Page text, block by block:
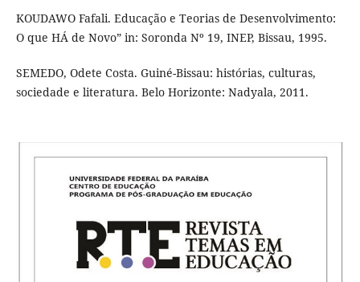
KOUDAWO Fafali. Educação e Teorias de Desenvolvimento:
O que HÁ de Novo” in: Soronda Nº 19, INEP, Bissau, 1995.
SEMEDO, Odete Costa. Guiné-Bissau: histórias, culturas,
sociedade e literatura. Belo Horizonte: Nadyala, 2011.